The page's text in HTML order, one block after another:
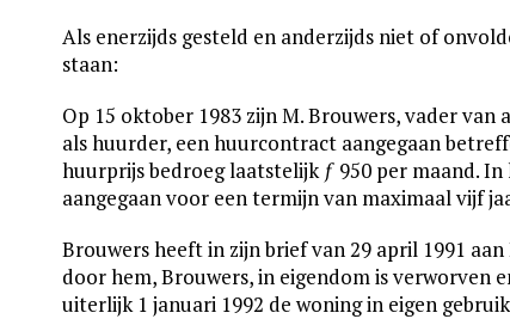
Als enerzijds gesteld en anderzijds niet of
staan:
Op 15 oktober 1983 zijn M. Brouwers, vader
als huurder, een huurcontract aangegaan
huurprijs bedroeg laatstelijk ƒ 950 per maand.
aangegaan voor een termijn van maximaal vijf
Brouwers heeft in zijn brief van 29 april 1991
door hem, Brouwers, in eigendom is verworven
uiterlijk 1 januari 1992 de woning in eigen